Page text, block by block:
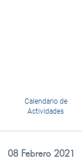
Calendario de
Actividades
08 Febrero 2021